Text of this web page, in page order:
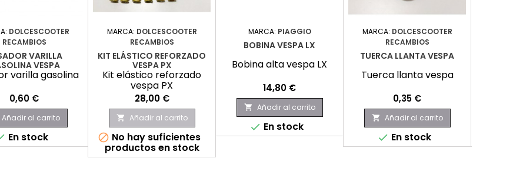
DOLCESCOOTER
RECAMBIOS
VARILLA
VESPA
varilla gasolina
Precio
0,60 €
Añadir al carrito
En stock
MARCA: DOLCESCOOTER
RECAMBIOS
KIT ELÁSTICO REFORZADO
VESPA PX
Kit elástico reforzado
vespa PX
Precio
28,00 €
 Añadir al carrito
 No hay suficientes
productos en stock
MARCA: PIAGGIO
BOBINA VESPA LX
Bobina alta vespa LX
Precio
14,80 €
 Añadir al carrito
 En stock
MARCA: DOLCESCOOTER
RECAMBIOS
TUERCA LLANTA VESPA
Tuerca llanta vespa
Precio
0,35 €
 Añadir al carrito
 En stock